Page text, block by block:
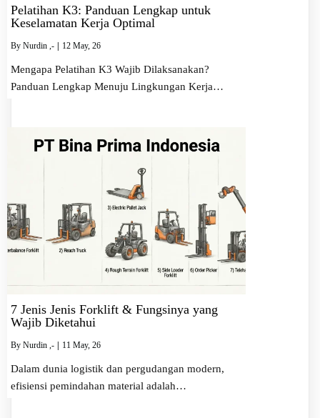
Pelatihan K3: Panduan Lengkap untuk
Keselamatan Kerja Optimal
By Nurdin ,- 12 May, 26
Mengapa Pelatihan K3 Wajib Dilaksanakan?
Panduan Lengkap Menuju Lingkungan Kerja…
7 Jenis Jenis Forklift & Fungsinya yang
Wajib Diketahui
By Nurdin ,- 11 May, 26
Dalam dunia logistik dan pergudangan modern,
efisiensi pemindahan material adalah…